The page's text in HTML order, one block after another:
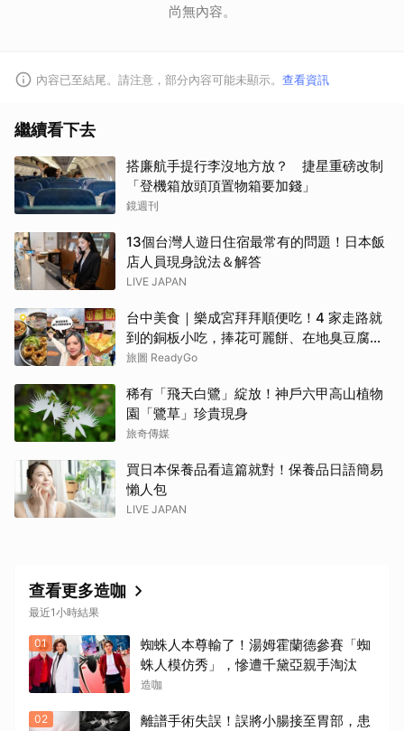
尚無內容。
內容已至結尾。請注意，部分內容可能未顯示。 查看資訊
繼續看下去
搭廉航手提行李沒地方放？ 捷星重磅改制
「登機箱放頭頂置物箱要加錢」
鏡週刊
13個台灣人遊日住宿最常有的問題！日本飯
店人員現身說法＆解答
LIVE JAPAN
台中美食｜樂成宮拜拜順便吃！4 家走路就
到的銅板小吃，捧花可麗餅、在地臭豆腐、
烤甜甜圈一次收
旅圖 ReadyGo
稀有「飛天白鷺」綻放！神戶六甲高山植物
園「鷺草」珍貴現身
旅奇傳媒
買日本保養品看這篇就對！保養品日語簡易
懶人包
LIVE JAPAN
查看更多造咖
最近1小時結果
01
蜘蛛人本尊輸了！湯姆霍蘭德參賽「蜘
蛛人模仿秀」，慘遭千黛亞親手淘汰
造咖
02
離譜手術失誤！誤將小腸接至胃部，患